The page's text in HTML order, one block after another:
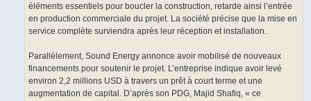
éléments essentiels pour boucler la construction, retarde ainsi l’entrée
en production commerciale du projet. La société précise que la mise en
service complète surviendra après leur réception et installation.
Parallèlement, Sound Energy annonce avoir mobilisé de nouveaux
financements pour soutenir le projet. L’entreprise indique avoir levé
environ 2,2 millions USD à travers un prêt à court terme et une
augmentation de capital. D’après son PDG, Majid Shafiq, « ce